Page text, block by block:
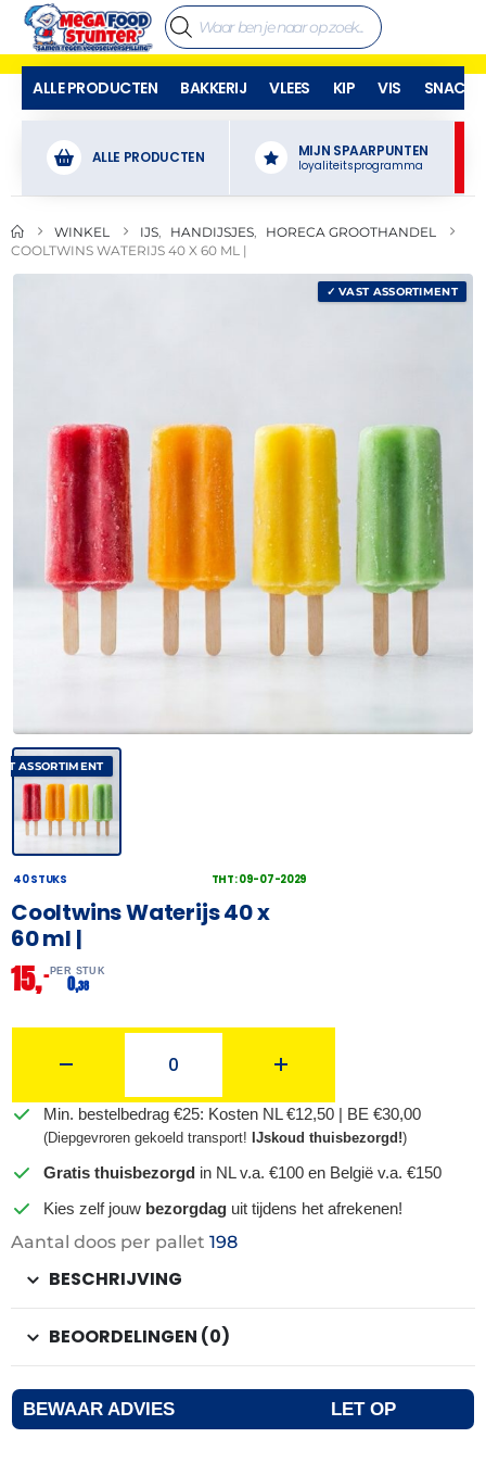
ALLE PRODUCTEN BAKKERIJ VLEES KIP VIS SNACKS
ALLE PRODUCTEN MIJN SPAARPUNTEN
loyaliteitsprogramma
WINKEL IJS HANDIJSJES
HORECA GROOTHANDEL
COOLTWINS WATERIJS 40 X 60 ML |
✓ VAST ASSORTIMENT
ASSORTIMENT
40 STUKS THT: 09-07-2029
Cooltwins Waterijs 40 x
60 ml |
15,– PER STUK
0,38
Min. bestelbedrag €25: Kosten NL €12,50 | BE €30,00
(Diepgevroren gekoeld transport! IJskoud thuisbezorgd!)
Gratis thuisbezorgd in NL v.a. €100 en België v.a. €150
Kies zelf jouw bezorgdag uit tijdens het afrekenen!
Aantal doos per pallet 198
BESCHRIJVING
BEOORDELINGEN (0)
BEWAAR ADVIES LET OP